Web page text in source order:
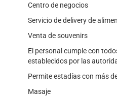
Centro de negocios
Servicio de delivery de
Venta de souvenirs
El personal cumple con
establecidos por las
Permite estadías con más
Masaje